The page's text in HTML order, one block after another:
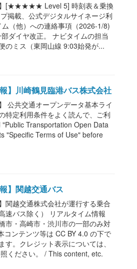
】[★★★★★ Level 5] 時刻表＆乗換
掲載、公式デジタルサイネージ利
（他）への連絡事項（2026-1/8)
ダイヤ改正。 ナビタイムの担当
のミス（東岡山線 9:03始発が...
】川崎鶴見臨港バス株式会社
公共交通オープンデータ基本ライ
特定利用条件をよく読んで、ご利
Transportation Open Data
"Specific Terms of Use" before
】関越交通バス
関越交通株式会社が運行する乗合
速バス除く） リアルタイム情報
市・高崎市・渋川市の一部のみ対
コンテンツ等は CC BY 4.0 の下で
す。クレジット表示については、
ください。 / This content, etc.